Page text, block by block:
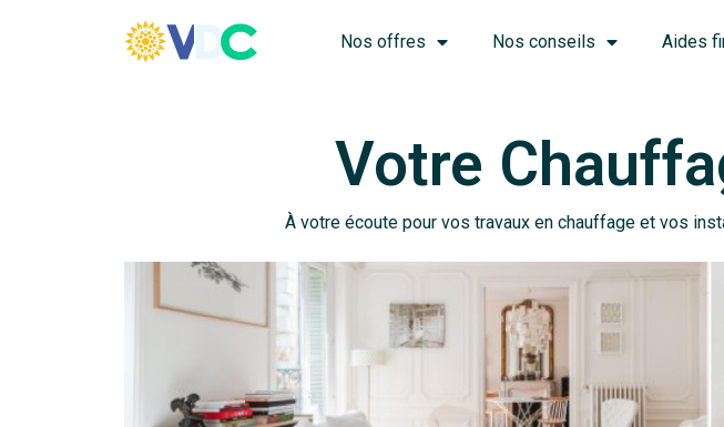
Nos offres Nos conseils Aides
Votre
À votre écoute pour vos travaux en chauffage et vos